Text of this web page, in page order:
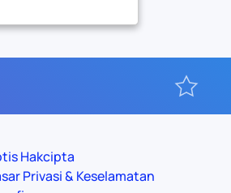
Hakcipta
Privasi & Keselamatan